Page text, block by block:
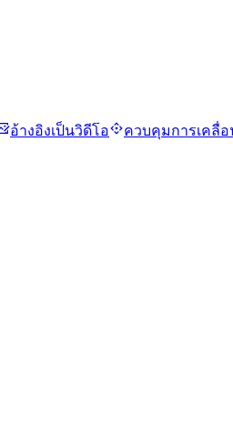
อ้างอิงเป็นวิดีโอ ควบคุมการเคลื่อ